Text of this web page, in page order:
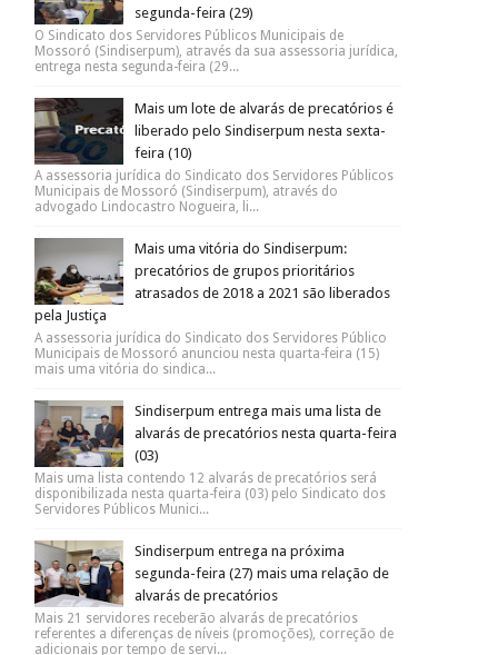
segunda-feira (29)
O Sindicato dos Servidores Públicos Municipais de
Mossoró (Sindiserpum), através da sua assessoria jurídica,
entrega nesta segunda-feira (29...
Mais um lote de alvarás de precatórios é
liberado pelo Sindiserpum nesta sexta-
feira (10)
A assessoria jurídica do Sindicato dos Servidores Públicos
Municipais de Mossoró (Sindiserpum), através do
advogado Lindocastro Nogueira, li...
Mais uma vitória do Sindiserpum:
precatórios de grupos prioritários
atrasados de 2018 a 2021 são liberados
pela Justiça
A assessoria jurídica do Sindicato dos Servidores Público
Municipais de Mossoró anunciou nesta quarta-feira (15)
mais uma vitória do sindica...
Sindiserpum entrega mais uma lista de
alvarás de precatórios nesta quarta-feira
(03)
Mais uma lista contendo 12 alvarás de precatórios será
disponibilizada nesta quarta-feira (03) pelo Sindicato dos
Servidores Públicos Munici...
Sindiserpum entrega na próxima
segunda-feira (27) mais uma relação de
alvarás de precatórios
Mais 21 servidores receberão alvarás de precatórios
referentes a diferenças de níveis (promoções), correção de
adicionais por tempo de servi...